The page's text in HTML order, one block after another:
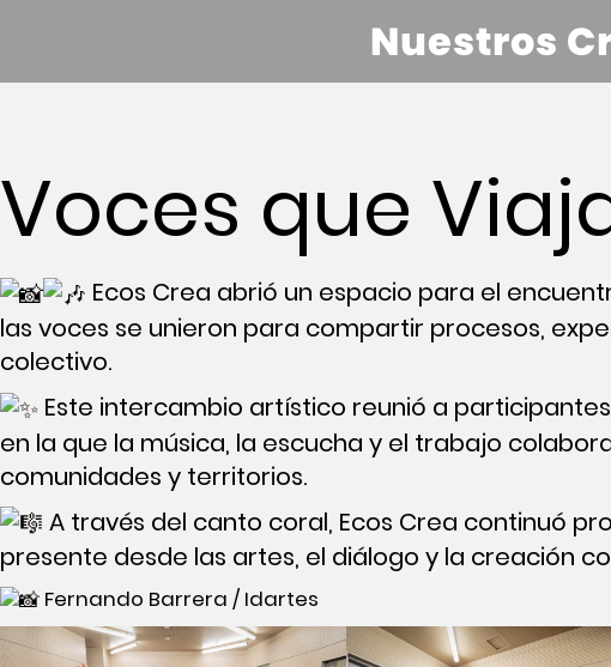
Nuestros
Voces que
Ecos Crea abrió un espacio para el
las voces se unieron para compartir procesos,
colectivo.
Este intercambio artístico reunió a
en la que la música, la escucha y el trabajo
comunidades y territorios.
A través del canto coral, Ecos Crea continuó
presente desde las artes, el diálogo y la creación
Fernando Barrera / Idartes